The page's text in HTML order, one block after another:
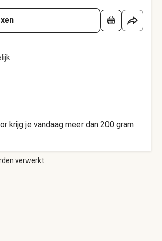
krijg je vandaag meer dan 200 gram
verwerkt.